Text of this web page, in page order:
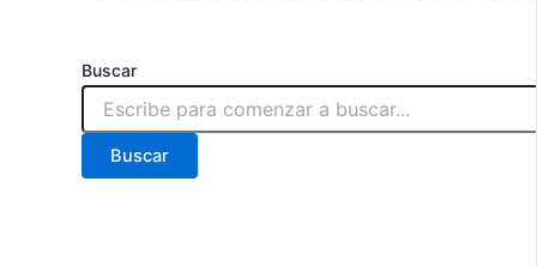
Buscar
Buscar